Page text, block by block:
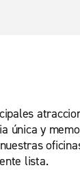
única y
lista.